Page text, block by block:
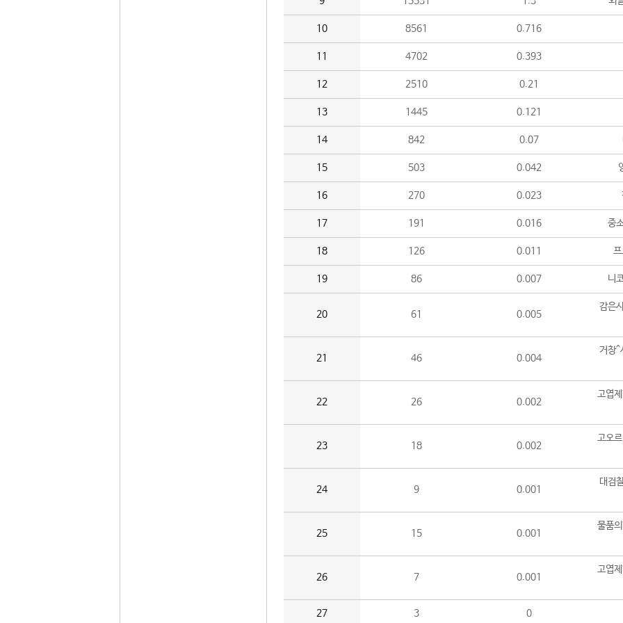
10 8561 0.716
11 4702 0.393
12 2510 0.21
13 1445 0.121
14 842 0.07
15 503 0.042
16 270 0.023
17 191 0.016 중
18 126 0.011
19 86 0.007 니
20 61 0.005
감은
21 46 0.004
거창^
22 26 0.002
고엽
23 18 0.002
고오
24 9 0.001
대검
25 15 0.001
물품
26 7 0.001
고엽
27 3 0